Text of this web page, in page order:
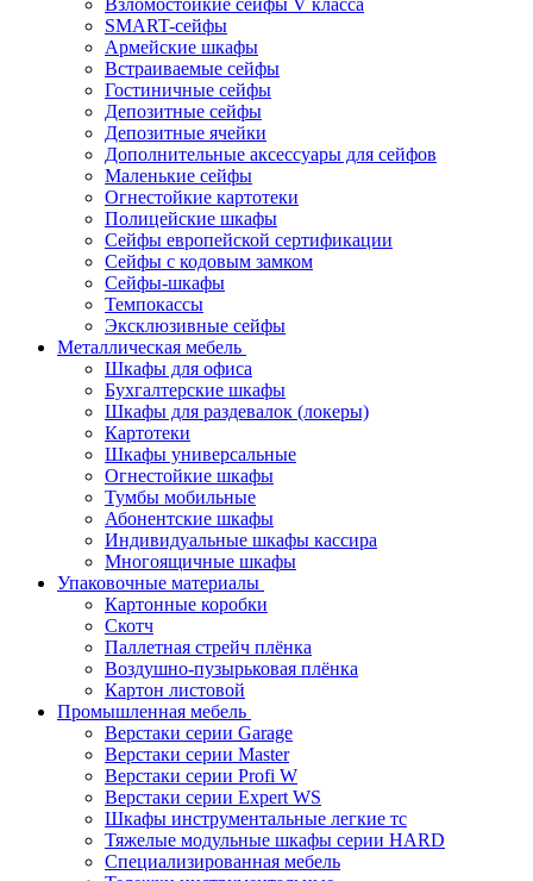
Взломостойкие сейфы V класса
SMART-сейфы
Армейские шкафы
Встраиваемые сейфы
Гостиничные сейфы
Депозитные сейфы
Депозитные ячейки
Дополнительные аксессуары для сейфов
Маленькие сейфы
Огнестойкие картотеки
Полицейские шкафы
Сейфы европейской сертификации
Сейфы с кодовым замком
Сейфы-шкафы
Темпокассы
Эксклюзивные сейфы
Металлическая мебель
Шкафы для офиса
Бухгалтерские шкафы
Шкафы для раздевалок (локеры)
Картотеки
Шкафы универсальные
Огнестойкие шкафы
Тумбы мобильные
Абонентские шкафы
Индивидуальные шкафы кассира
Многоящичные шкафы
Упаковочные материалы
Картонные коробки
Скотч
Паллетная стрейч плёнка
Воздушно-пузырьковая плёнка
Картон листовой
Промышленная мебель
Верстаки серии Garage
Верстаки серии Master
Верстаки серии Profi W
Верстаки серии Expert WS
Шкафы инструментальные легкие тс
Тяжелые модульные шкафы серии HARD
Cпециализированная мебель